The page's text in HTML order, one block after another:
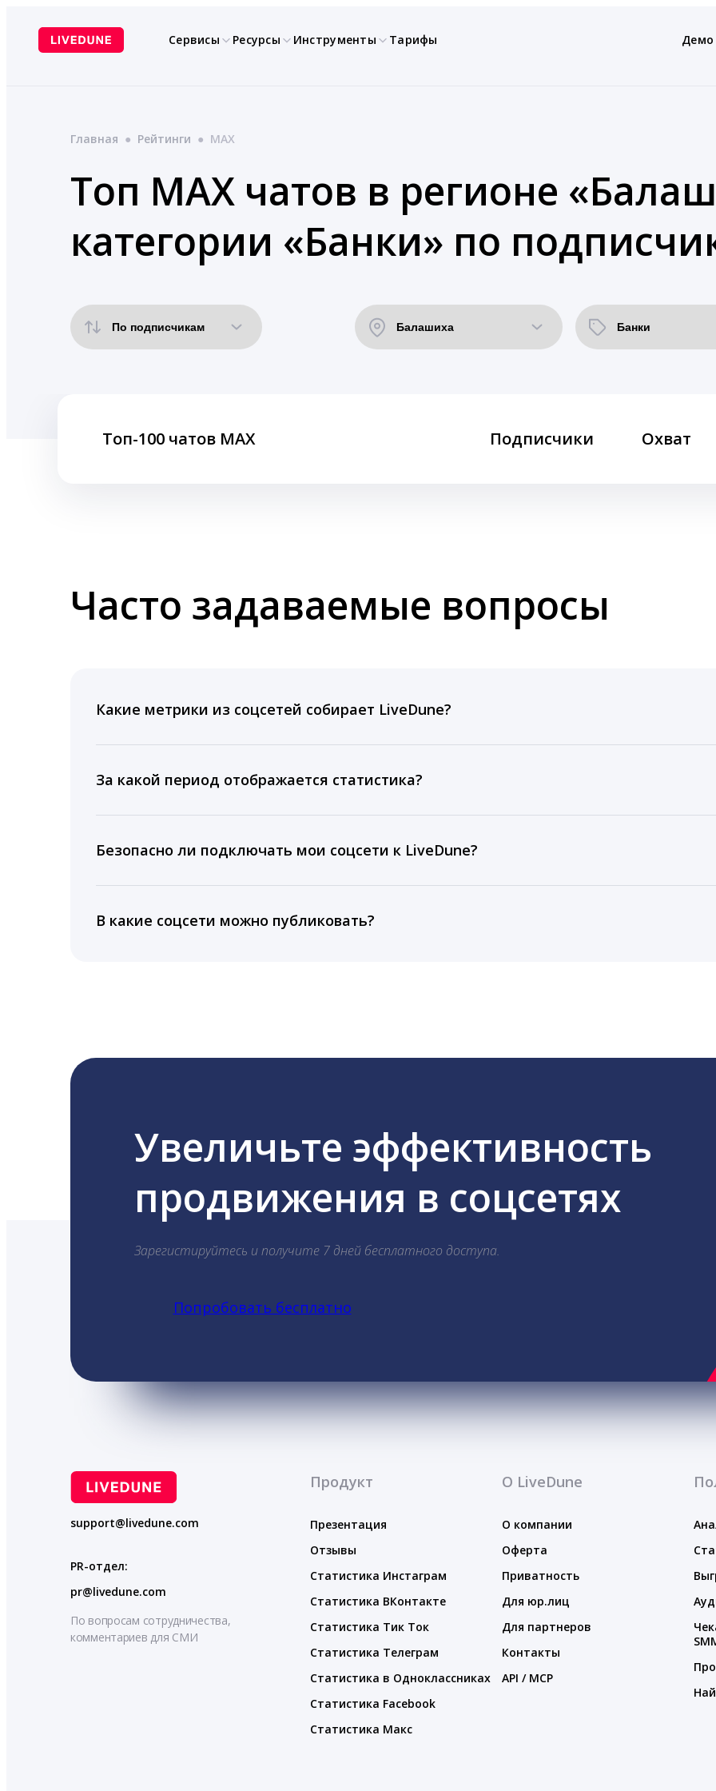
содержимому
Сервисы Ресурсы Инструменты Тарифы Демо
Главная ● Рейтинги ● MAX
Топ MAX чатов в регионе
категории «Банки» по
Топ-100 чатов MAX Подписчики Охват
Часто задаваемые вопросы
Какие метрики из соцсетей собирает LiveDune?
время для публикации, показываем лучшие посты и присылаем автоматические отчеты с
За какой период отображается статистика?
подключении тарифа Блогер. При оплате тарифа Бизнес отображаются сведения за 3 года, а
5 лет.
Безопасно ли подключать мои соцсети к LiveDune?
информацию третьим лицам.
В какие соцсети можно публиковать?
Увеличьте эффективность
продвижения в соцсетях
Зарегистируйтесь и получите 7 дней бесплатного доступа.
Попробовать бесплатно
support@livedune.com
PR-отдел:
pr@livedune.com
По вопросам сотрудничества,
комментариев для СМИ
Продукт
Презентация
Отзывы
Статистика Инстаграм
Статистика ВКонтакте
Статистика Тик Ток
Статистика Телеграм
Статистика в Одноклассниках
Статистика Facebook
Статистика Макс
О LiveDune
О компании
Оферта
Приватность
Для юр.лиц
Для партнеров
Контакты
API / MCP